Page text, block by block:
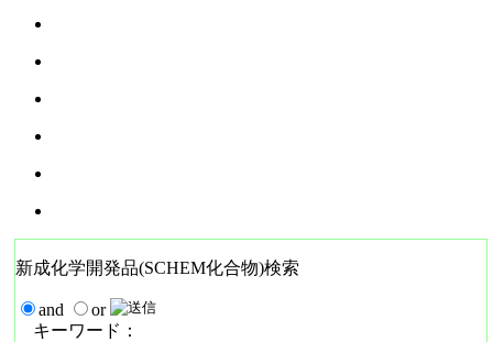
新成化学開発品(SCHEM化合物)検索
and
or
キーワード：